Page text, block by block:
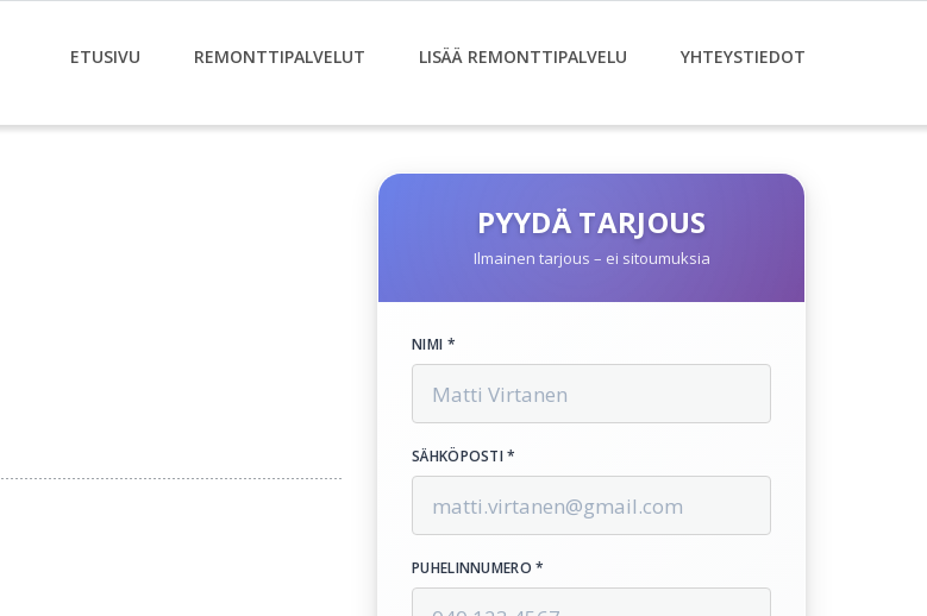
ETUSIVU REMONTTIPALVELUT LISÄÄ REMONTTIPALVELU YHTEYSTIEDOT
PYYDÄ TARJOUS
Ilmainen tarjous – ei sitoumuksia
NIMI *
SÄHKÖPOSTI *
PUHELINNUMERO *